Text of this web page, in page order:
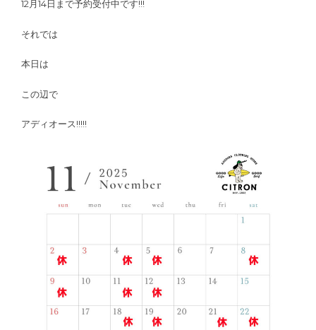
12月14日まで予約受付中です!!!
それでは
本日は
この辺で
アディオース!!!!!